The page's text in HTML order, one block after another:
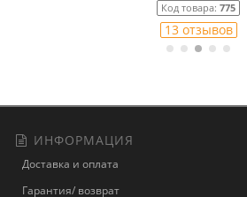
Код товара: 775
13 отзывов
ИНФОРМАЦИЯ
Доставка и оплата
Гарантия/ возврат